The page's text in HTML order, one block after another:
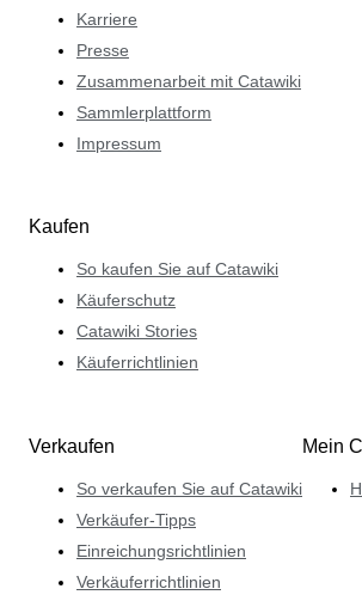
Karriere
Presse
Zusammenarbeit mit Catawiki
Sammlerplattform
Impressum
Kaufen
So kaufen Sie auf Catawiki
Käuferschutz
Catawiki Stories
Käuferrichtlinien
Verkaufen
So verkaufen Sie auf Catawiki
Verkäufer-Tipps
Einreichungsrichtlinien
Verkäuferrichtlinien
Mein